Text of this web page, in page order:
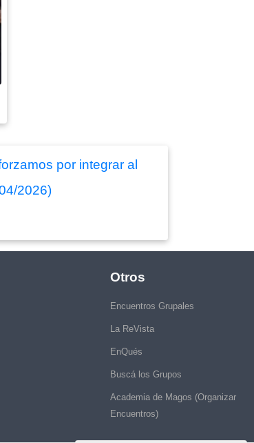
por integrar al
2026)
Otros
Encuentros Grupales
La ReVista
EnQués
Buscá los Grupos
Academia de Magos (Organizar
Encuentros)